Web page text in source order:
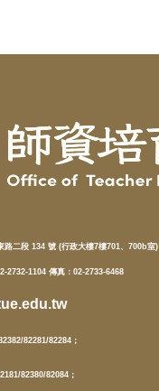
路二段 134 號 (行政大樓7樓701、700b室)
2732-1104 傳真：02-2733-6468
82281/82284；
82380/82084；